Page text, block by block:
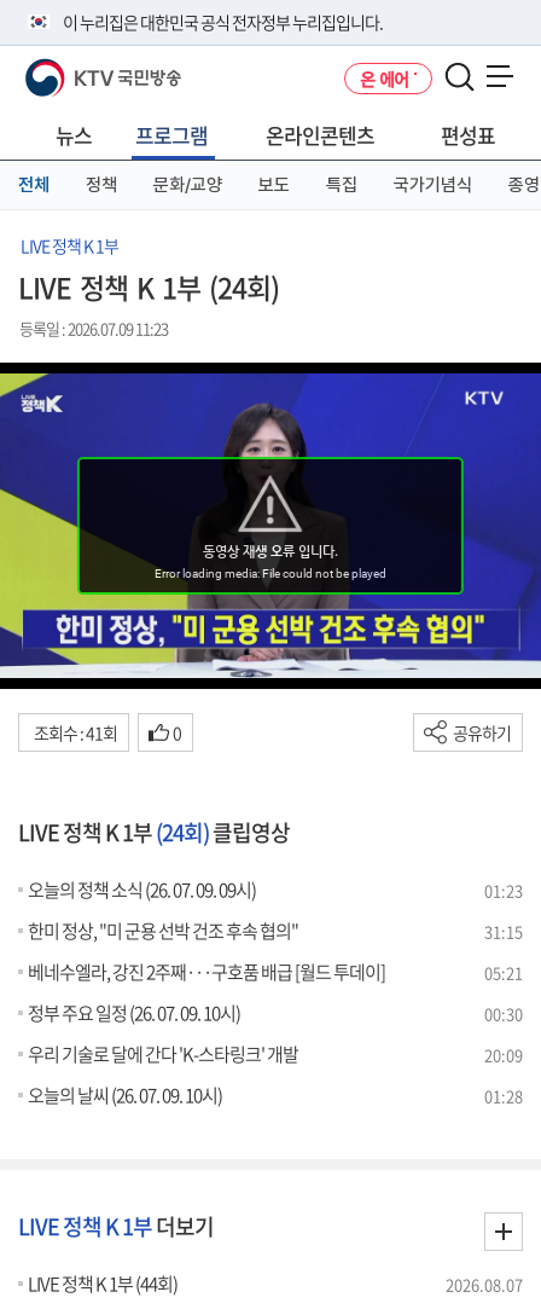
이 누리집은 대한민국 공식 전자정부 누리집입니다.
공식 누리집 주소 확인하기
니다.
이밖에 or.kr 또는 .kr등 다른 도메인 주소를 사용하고 있다면 아래 URL에
서 도메인 주소를 확인해 보세요
KTV 국민방송 온 에어
뉴스 프로그램 온라인콘텐츠 편성표
전체 정책 문화/교양 보도 특집 국가기념식 종영
LIVE 정책 K 1부
LIVE 정책 K 1부 (24회)
등록일 : 2026.07.09 11:23
조회수 : 41회 0 공유하기
LIVE 정책 K 1부(24회)클립영상
오늘의 정책 소식 (26. 07. 09. 09시) 01:23
한미 정상, "미 군용 선박 건조 후속 협의" 31:15
베네수엘라, 강진 2주째···구호품 배급 [월드 투데이] 05:21
정부 주요 일정 (26. 07. 09. 10시) 00:30
우리 기술로 달에 간다 'K-스타링크' 개발 20:09
오늘의 날씨 (26. 07. 09. 10시) 01:28
LIVE 정책 K 1부더보기
LIVE 정책 K 1부 (44회) 2026.08.07